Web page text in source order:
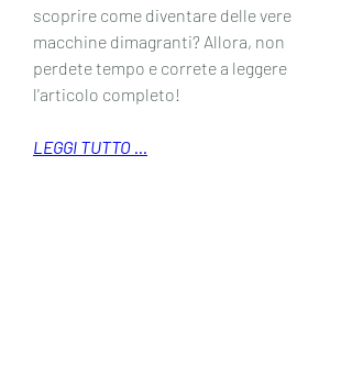
scoprire come diventare delle vere
macchine dimagranti? Allora, non
perdete tempo e correte a leggere
l'articolo completo!
LEGGI TUTTO ...